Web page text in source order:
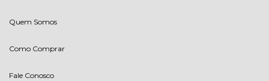
Quem Somos
Como Comprar
Fale Conosco